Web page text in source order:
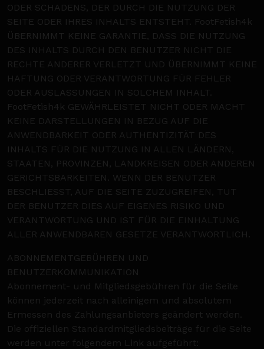
ODER SCHADENS, DER DURCH DIE NUTZUNG DER
SEITE ODER IHRES INHALTS ENTSTEHT. FootFetish4k
ÜBERNIMMT KEINE GARANTIE, DASS DIE NUTZUNG
DES INHALTS DURCH DEN BENUTZER NICHT DIE
RECHTE ANDERER VERLETZT UND ÜBERNIMMT KEINE
HAFTUNG ODER VERANTWORTUNG FÜR FEHLER
ODER AUSLASSUNGEN IN SOLCHEM INHALT.
FootFetish4k GEWÄHRLEISTET NICHT ODER MACHT
KEINE DARSTELLUNGEN IN BEZUG AUF DIE
ANWENDBARKEIT ODER AUTHENTIZITÄT DES
INHALTS FÜR DIE NUTZUNG IN ALLEN LÄNDERN,
STAATEN, PROVINZEN, LANDKREISEN ODER ANDEREN
GERICHTSBARKEITEN. WENN DER BENUTZER
BESCHLIESST, AUF DIE SEITE ZUZUGREIFEN, TUT
DER BENUTZER DIES AUF EIGENES RISIKO UND
VERANTWORTUNG UND IST FÜR DIE EINHALTUNG
ALLER ANWENDBAREN GESETZE VERANTWORTLICH.
ABONNEMENTGEBÜHREN UND
BENUTZERKOMMUNIKATION
Abonnement- und Mitgliedsgebühren für die Seite
können jederzeit nach alleinigem und absolutem
Ermessen des Zahlungsanbieters geändert werden.
Die offiziellen Standardmitgliedsbeiträge für die Seite
werden unter folgendem Link aufgeführt: